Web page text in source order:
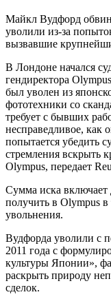
Майкл Вудфорд
уволили из-за
вызвавшие
В Лондоне начался
гендиректора
был уволен из
фототехники со
требует с бывших
несправедливое, как
попытается убедить
стремления вскрыть
Olympus, передает
Сумма иска
получить в Olympus в
увольнения.
Вудфорда уволили с
2011 года с
культуры Японии»,
раскрыть природу
сделок.